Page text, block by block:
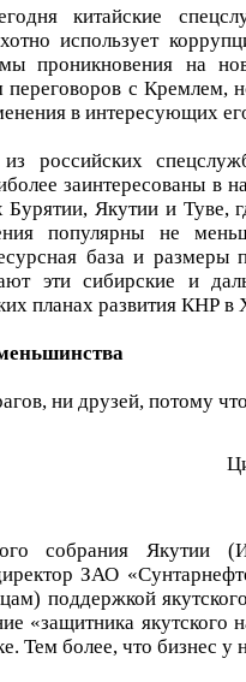
китайские
использует
проникновения на
переговоров с Кремлем,
в интересующих
российских
заинтересованы в
Якутии и Туве,
популярны не
база и размеры
эти сибирские и
планах развития КНР в
ни друзей, потому
собрания Якутии
ЗАО
поддержкой
«защитника якутского
Тем более, что бизнес у